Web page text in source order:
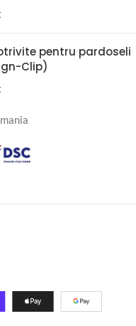
pentru pardoseli
Clip)